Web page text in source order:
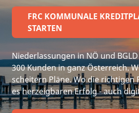
FRC KOMMUNALE
STARTEN
Niederlassungen in NÖ und
300 Kunden in ganz Österreich.
scheitern Pläne. Wo die richtigen
es herzeigbaren Erfolg - auch